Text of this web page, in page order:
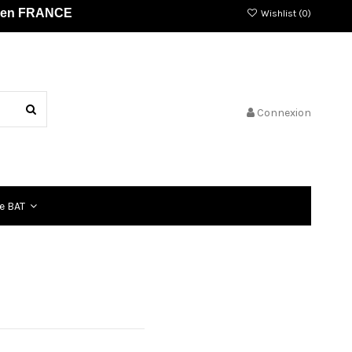
FRANCE Wishlist (0)
Connexion
BAT